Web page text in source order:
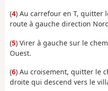
(4) Au carrefour en T, quitter
route à gauche direction
(5) Virer à gauche sur le
Ouest.
(6) Au croisement, quitter le
droite qui descend vers le